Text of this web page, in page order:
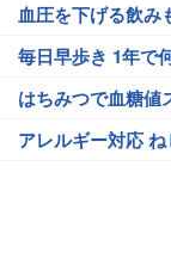
血圧を下げる飲み
毎日早歩き 1年で
はちみつで血糖値
アレルギー対応